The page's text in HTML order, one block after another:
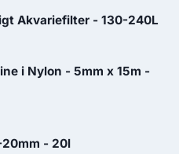
Akvariefilter - 130-240L
i Nylon - 5mm x 15m -
20mm - 20l